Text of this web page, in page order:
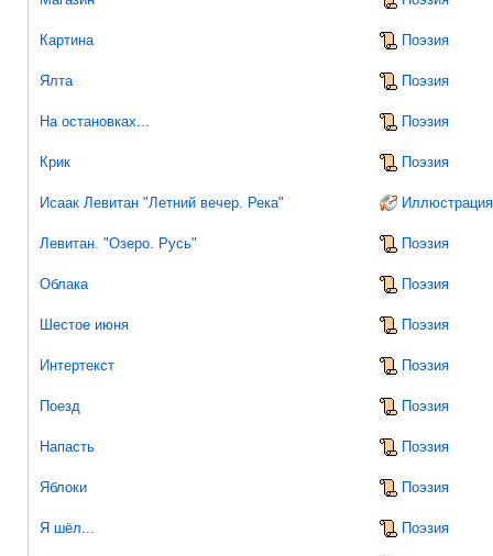
Картина Поэзия
Ялта Поэзия
На остановках... Поэзия
Крик Поэзия
Исаак Левитан "Летний вечер. Река"
Левитан. "Озеро. Русь" Поэзия
Облака Поэзия
Шестое июня Поэзия
Интертекст Поэзия
Поезд Поэзия
Напасть Поэзия
Яблоки Поэзия
Я шёл... Поэзия